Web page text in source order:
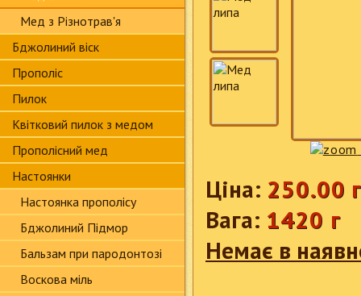
Мед з Різнотрав'я
Бджолиний віск
Прополіс
Пилок
Квітковий пилок з медом
Прополісний мед
Настоянки
Настоянка прополісу
Бджолиний Підмор
Бальзам при пародонтозі
Воскова міль
Ціна: 250.00
Вага: 1420 г
Немає в